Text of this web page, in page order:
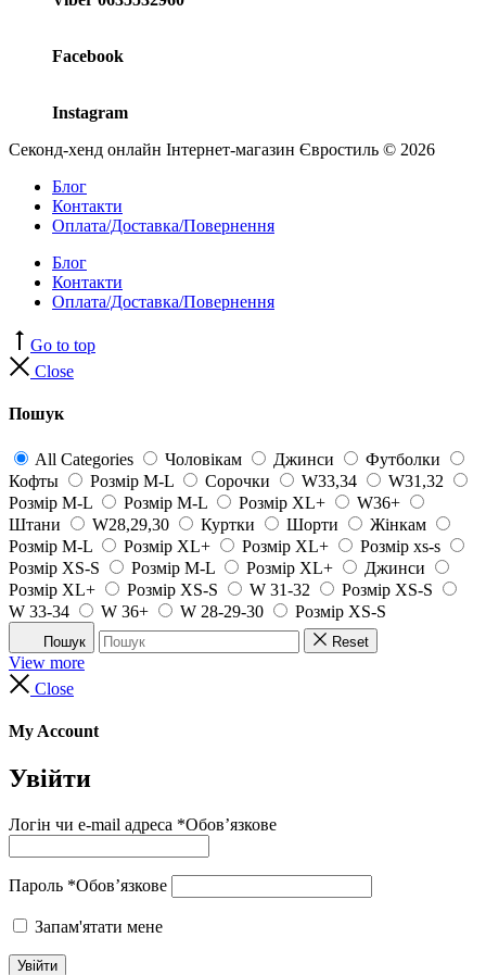
Facebook
Instagram
Секонд-хенд онлайн Інтернет-магазин Євростиль © 2026
Блог
Контакти
Оплата/Доставка/Повернення
Блог
Контакти
Оплата/Доставка/Повернення
Go to top
Close
Пошук
All Categories Чоловікам Джинси
Футболки
Кофты
Розмір M-L Сорочки W33,34
W31,32
Розмір M-L
Розмір M-L Розмір XL+
W36+
Штани
W28,29,30 Куртки Шорти
Жінкам
Розмір M-L
Розмір XL+ Розмір XL+
Розмір xs-s
Розмір XS-S
Розмір M-L Розмір XL+
Джинси
Розмір XL+
Розмір XS-S W 31-32
Розмір XS-S
W 33-34
W 36+ W 28-29-30 Розмір XS-S
Пошук Reset
View more
Close
My Account
Увійти
Логін чи e-mail адреса *Обов’язкове
Пароль *Обов’язкове
Запам'ятати мене
Увійти